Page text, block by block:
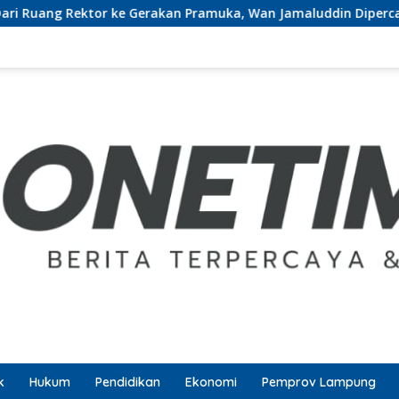
ke Gerakan Pramuka, Wan Jamaluddin Dipercaya Bentuk
Hukum Pendidikan Ekonomi Pemprov Lampung